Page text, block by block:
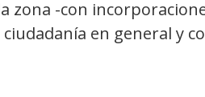
zona -con
en general y